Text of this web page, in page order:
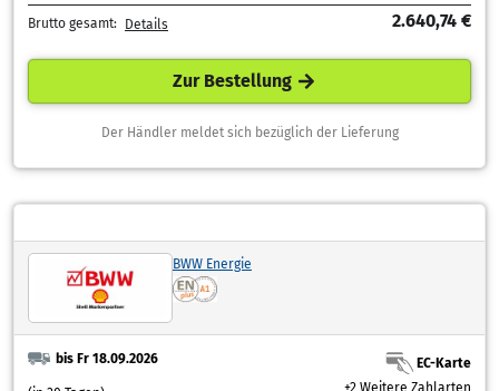
Brutto gesamt: Details 2.640,74 €
Zur Bestellung
Der Händler meldet sich bezüglich der Lieferung
BWW Energie
bis Fr 18.09.2026
EC-Karte